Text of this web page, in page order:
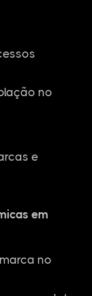
no
e
em
no